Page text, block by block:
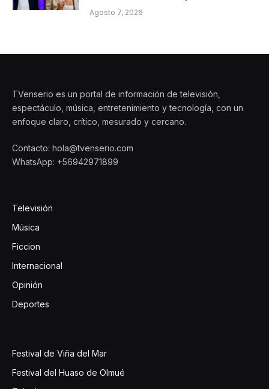
Agosto 7, 2026
TVenserio es un portal de información de televisión,
espectáculo, música, entretenimiento y tecnología, con un
enfoque claro, crítico, mesurado y cercano.
Contacto: hola@tvenserio.com
WhatsApp: +56942971899
Televisión
Música
Ficcion
Internacional
Opinión
Deportes
Festival de Viña del Mar
Festival del Huaso de Olmué